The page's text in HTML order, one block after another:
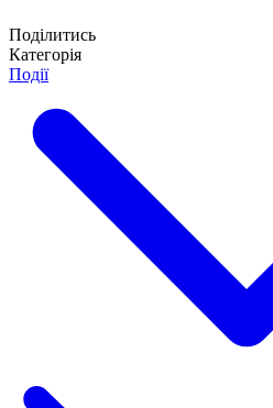
Поділитись
Категорія
Події